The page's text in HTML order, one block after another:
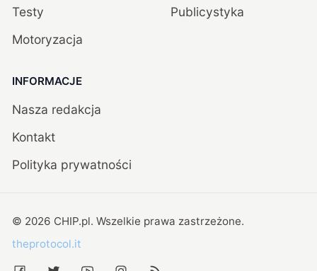
Testy
Motoryzacja
Publicystyka
INFORMACJE
Nasza redakcja
Kontakt
Polityka prywatności
© 2026 CHIP.pl. Wszelkie prawa zastrzeżone.
theprotocol.it